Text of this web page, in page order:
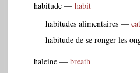
habitude — habit
habitudes alimentaires —
habitude de se ronger les
haleine — breath